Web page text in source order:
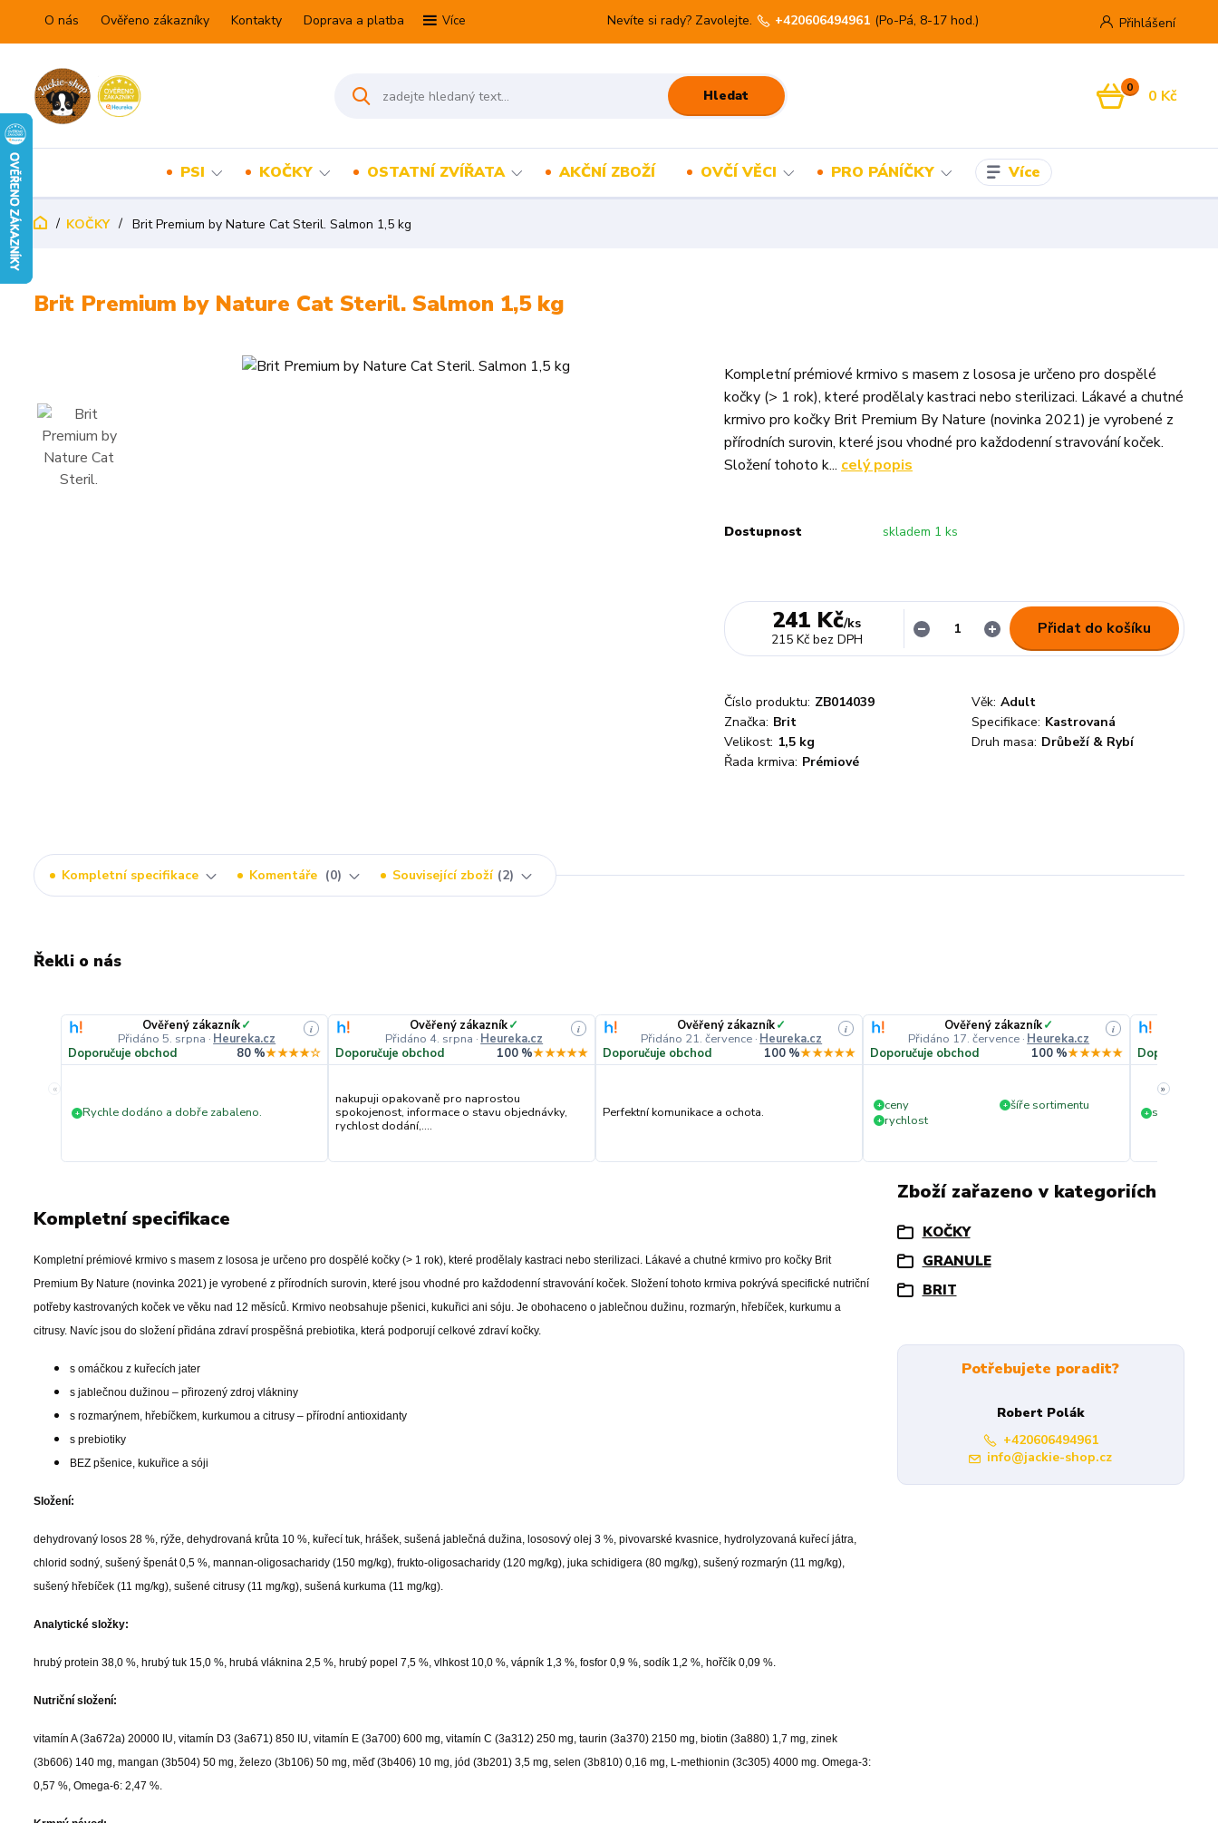
O nás Ověřeno zákazníky Kontakty Doprava a platba Více Přihlášení
Hledat
Nevíte si rady? Zavolejte. +420606494961 (Po-Pá, 8-17 hod.)
0 0 Kč
PSI KOČKY OSTATNÍ ZVÍŘATA AKČNÍ ZBOŽÍ OVČÍ VĚCI PRO PÁNÍČKY Více
KOČKY Brit Premium by Nature Cat Steril. Salmon 1,5 kg
Brit Premium by Nature Cat Steril. Salmon 1,5 kg
Kompletní prémiové krmivo s masem z lososa je určeno pro dospělé
kočky (> 1 rok), které prodělaly kastraci nebo sterilizaci. Lákavé a chutné
krmivo pro kočky Brit Premium By Nature (novinka 2021) je vyrobené z
přírodních surovin, které jsou vhodné pro každodenní stravování koček.
Složení tohoto k... celý popis
Dostupnost skladem 1 ks
241 Kč/ks
215 Kč bez DPH
Přidat do košíku
Číslo produktu: ZB014039 Věk: Adult
Značka: Brit Specifikace: Kastrovaná
Velikost: 1,5 kg Druh masa: Drůbeží & Rybí
Řada krmiva: Prémiové
Kompletní specifikace Komentáře 0 Související zboží 2
Řekli o nás
«
Ověřený zákazník✓
Přidáno 5. srpna · Heureka.cz
i
Doporučuje obchod 80 %★★★★☆
+ Rychle dodáno a dobře zabaleno.
Ověřený zákazník✓
Přidáno 4. srpna · Heureka.cz
i
Doporučuje obchod 100 %★★★★★
nakupuji opakovaně pro naprostou
spokojenost, informace o stavu objednávky,
rychlost dodání,....
Ověřený zákazník✓
Přidáno 21. července · Heureka.cz
i
Doporučuje obchod 100 %★★★★★
Perfektní komunikace a ochota.
Ověřený zákazník✓
Přidáno 17. července · Heureka.cz
i
Doporučuje obchod 100 %★★★★★
+ ceny + šíře sortimentu
+ rychlost
Doporučuje
+ slušná
»
Kompletní specifikace
Kompletní prémiové krmivo s masem z lososa je určeno pro dospělé kočky (> 1 rok), které prodělaly kastraci nebo sterilizaci. Lákavé a chutné krmivo pro kočky Brit
Premium By Nature (novinka 2021) je vyrobené z přírodních surovin, které jsou vhodné pro každodenní stravování koček. Složení tohoto krmiva pokrývá specifické nutriční
potřeby kastrovaných koček ve věku nad 12 měsíců. Krmivo neobsahuje pšenici, kukuřici ani sóju. Je obohaceno o jablečnou dužinu, rozmarýn, hřebíček, kurkumu a
citrusy. Navíc jsou do složení přidána zdraví prospěšná prebiotika, která podporují celkové zdraví kočky.
s omáčkou z kuřecích jater
s jablečnou dužinou – přirozený zdroj vlákniny
s rozmarýnem, hřebíčkem, kurkumou a citrusy – přírodní antioxidanty
s prebiotiky
BEZ pšenice, kukuřice a sóji
Složení:
dehydrovaný losos 28 %, rýže, dehydrovaná krůta 10 %, kuřecí tuk, hrášek, sušená jablečná dužina, lososový olej 3 %, pivovarské kvasnice, hydrolyzovaná kuřecí játra,
chlorid sodný, sušený špenát 0,5 %, mannan-oligosacharidy (150 mg/kg), frukto-oligosacharidy (120 mg/kg), juka schidigera (80 mg/kg), sušený rozmarýn (11 mg/kg),
sušený hřebíček (11 mg/kg), sušené citrusy (11 mg/kg), sušená kurkuma (11 mg/kg).
Analytické složky:
hrubý protein 38,0 %, hrubý tuk 15,0 %, hrubá vláknina 2,5 %, hrubý popel 7,5 %, vlhkost 10,0 %, vápník 1,3 %, fosfor 0,9 %, sodík 1,2 %, hořčík 0,09 %.
Nutriční složení:
vitamín A (3a672a) 20000 IU, vitamín D3 (3a671) 850 IU, vitamín E (3a700) 600 mg, vitamín C (3a312) 250 mg, taurin (3a370) 2150 mg, biotin (3a880) 1,7 mg, zinek
(3b606) 140 mg, mangan (3b504) 50 mg, železo (3b106) 50 mg, měď (3b406) 10 mg, jód (3b201) 3,5 mg, selen (3b810) 0,16 mg, L-methionin (3c305) 4000 mg. Omega-3:
0,57 %, Omega-6: 2,47 %.
Zboží zařazeno v kategoriích
KOČKY
GRANULE
BRIT
Potřebujete poradit?
Robert Polák
+420606494961
info@jackie-shop.cz